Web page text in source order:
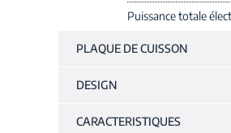
Puissance totale
PLAQUE DE CUISSON
DESIGN
CARACTERISTIQUES